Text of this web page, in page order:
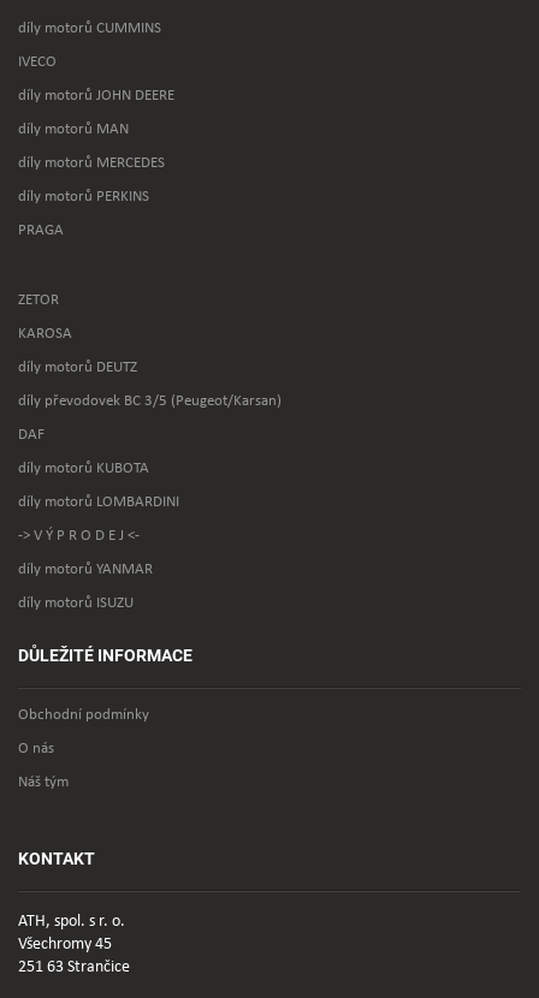
díly motorů CUMMINS
IVECO
díly motorů JOHN DEERE
díly motorů MAN
díly motorů MERCEDES
díly motorů PERKINS
PRAGA
ZETOR
KAROSA
díly motorů DEUTZ
díly převodovek BC 3/5 (Peugeot/Karsan)
DAF
díly motorů KUBOTA
díly motorů LOMBARDINI
-> V Ý P R O D E J <-
díly motorů YANMAR
díly motorů ISUZU
DŮLEŽITÉ INFORMACE
Obchodní podmínky
O nás
Náš tým
KONTAKT
ATH, spol. s r. o.
Všechromy 45
251 63 Strančice